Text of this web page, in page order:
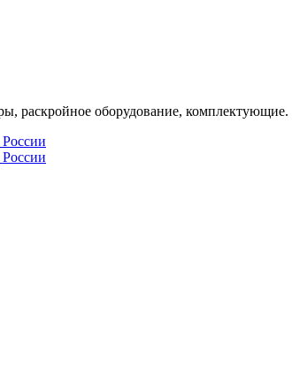
раскройное оборудование, комплектующие.